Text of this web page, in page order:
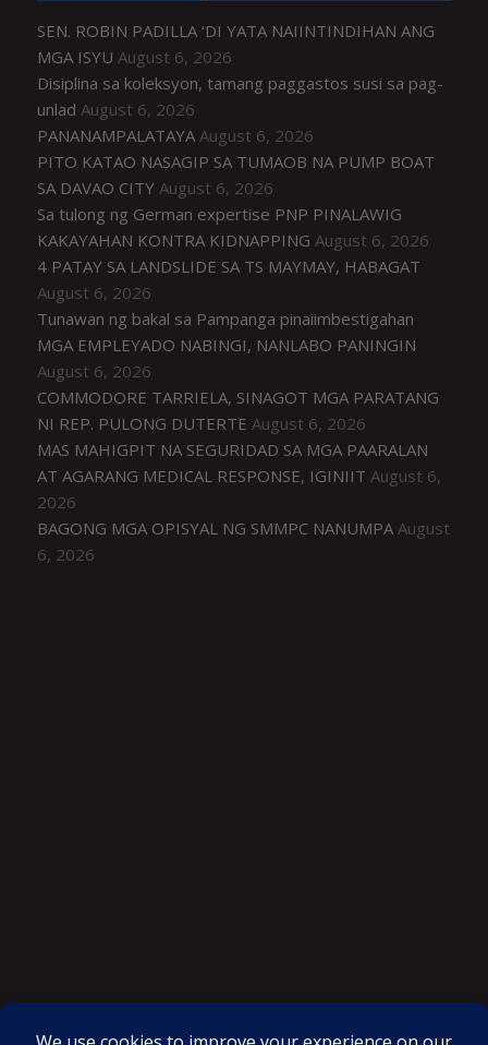
SEN. ROBIN PADILLA ‘DI YATA NAIINTINDIHAN ANG
MGA ISYU August 6, 2026
Disiplina sa koleksyon, tamang paggastos susi sa pag-
unlad August 6, 2026
PANANAMPALATAYA August 6, 2026
PITO KATAO NASAGIP SA TUMAOB NA PUMP BOAT
SA DAVAO CITY August 6, 2026
Sa tulong ng German expertise PNP PINALAWIG
KAKAYAHAN KONTRA KIDNAPPING August 6, 2026
4 PATAY SA LANDSLIDE SA TS MAYMAY, HABAGAT
August 6, 2026
Tunawan ng bakal sa Pampanga pinaiimbestigahan
MGA EMPLEYADO NABINGI, NANLABO PANINGIN
August 6, 2026
COMMODORE TARRIELA, SINAGOT MGA PARATANG
NI REP. PULONG DUTERTE August 6, 2026
MAS MAHIGPIT NA SEGURIDAD SA MGA PAARALAN
AT AGARANG MEDICAL RESPONSE, IGINIIT August 6,
2026
BAGONG MGA OPISYAL NG SMMPC NANUMPA August
6, 2026